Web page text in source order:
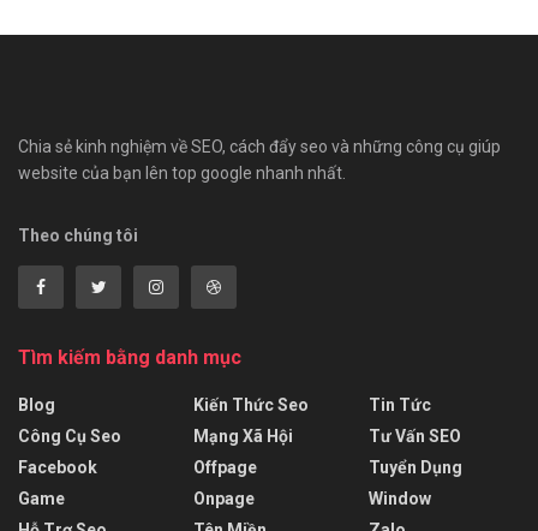
Chia sẻ kinh nghiệm về SEO, cách đẩy seo và những công cụ giúp
website của bạn lên top google nhanh nhất.
Theo chúng tôi
Tìm kiếm bằng danh mục
Blog
Công Cụ Seo
Facebook
Game
Kiến Thức Seo
Mạng Xã Hội
Offpage
Onpage
Tin Tức
Tư Vấn SEO
Tuyển Dụng
Window